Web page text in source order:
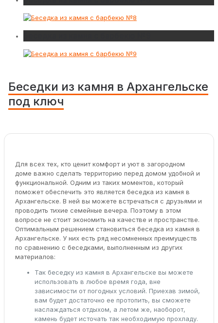
Беседки из камня в Архангельске
под ключ
Для всех тех, кто ценит комфорт и уют в загородном
доме важно сделать территорию перед домом удобной и
функциональной. Одним из таких моментов, который
поможет обеспечить это является беседка из камня в
Архангельске. В ней вы можете встречаться с друзьями и
проводить тихие семейные вечера. Поэтому в этом
вопросе не стоит экономить на качестве и пространстве.
Оптимальным решением становиться беседка из камня в
Архангельске. У них есть ряд несомненных преимуществ
по сравнению с беседками, выполненным из других
материалов:
Так беседку из камня в Архангельске вы можете
использовать в любое время года, вне
зависимости от погодных условий. Приехав зимой,
вам будет достаточно ее протопить, вы сможете
наслаждаться отдыхом, а летом же, наоборот,
камень будет источать так необходимую прохладу.